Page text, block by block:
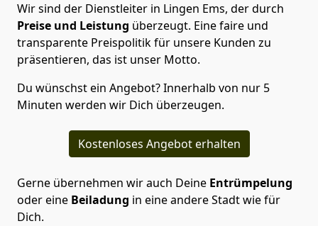
Wir sind der Dienstleiter in Lingen Ems, der durch
Preise und Leistung überzeugt. Eine faire und
transparente Preispolitik für unsere Kunden zu
präsentieren, das ist unser Motto.
Du wünschst ein Angebot? Innerhalb von nur 5
Minuten werden wir Dich überzeugen.
Kostenloses Angebot erhalten
Gerne übernehmen wir auch Deine Entrümpelung
oder eine Beiladung in eine andere Stadt wie für
Dich.